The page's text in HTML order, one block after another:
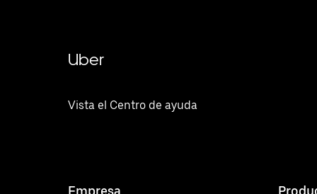
Uber
Vista el Centro de ayuda
Empresa